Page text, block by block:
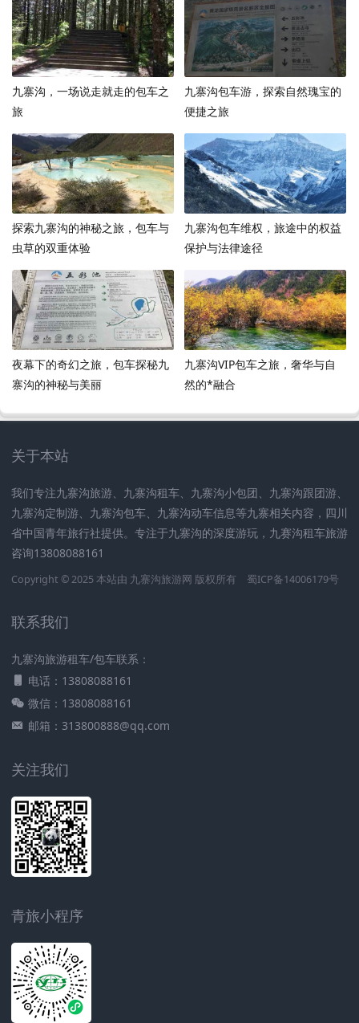
九寨沟，一场说走就走的包车之
旅
九寨沟包车游，探索自然瑰宝的
便捷之旅
探索九寨沟的神秘之旅，包车与
虫草的双重体验
九寨沟包车维权，旅途中的权益
保护与法律途径
夜幕下的奇幻之旅，包车探秘九
寨沟的神秘与美丽
九寨沟VIP包车之旅，奢华与自
然的*融合
关于本站
我们专注九寨沟旅游、九寨沟租车、九寨沟小包团、九寨沟跟团游、
九寨沟定制游、九寨沟包车、九寨沟动车信息等九寨相关内容，四川
省中国青年旅行社提供。专注于九寨沟的深度游玩，九赛沟租车旅游
咨询13808088161
Copyright © 2025 本站由 九寨沟旅游网 版权所有 蜀ICP备14006179号
联系我们
九寨沟旅游租车/包车联系：
电话：13808088161
微信：13808088161
邮箱：313800888@qq.com
关注我们
青旅小程序